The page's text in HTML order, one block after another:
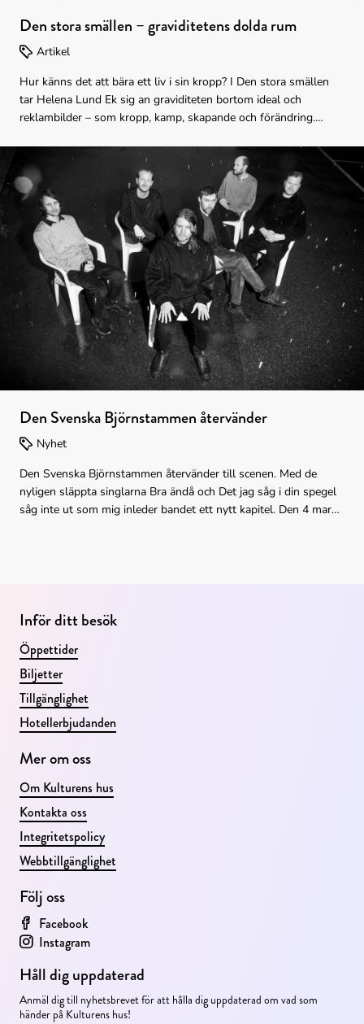
Den stora smällen – graviditetens dolda rum
Artikel
Hur känns det att bära ett liv i sin kropp? I Den stora smällen
tar Helena Lund Ek sig an graviditeten bortom ideal och
reklambilder – som kropp, kamp, skapande och förändring.
Den Svenska Björnstammen återvänder
Nyhet
Den Svenska Björnstammen återvänder till scenen. Med de
nyligen släppta singlarna Bra ändå och Det jag såg i din spegel
såg inte ut som mig inleder bandet ett nytt kapitel. Den 4 mars
Inför ditt besök
Öppettider
Biljetter
Tillgänglighet
Hotellerbjudanden
Mer om oss
Om Kulturens hus
Kontakta oss
Integritetspolicy
Webbtillgänglighet
Följ oss
Facebook
Instagram
Håll dig uppdaterad
Anmäl dig till nyhetsbrevet för att hålla dig uppdaterad om vad som
händer på Kulturens hus!